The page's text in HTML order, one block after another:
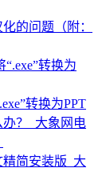
的问题（附：
转换为PPT
电